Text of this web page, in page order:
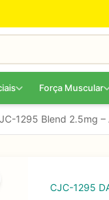
Força Muscular
1295 Blend 2.5mg
CJC-1295